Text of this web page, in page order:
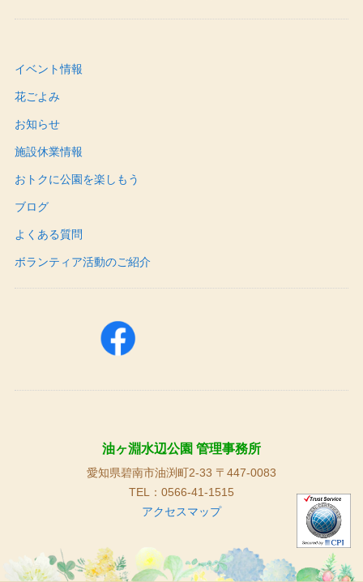
イベント情報
花ごよみ
お知らせ
施設休業情報
おトクに公園を楽しもう
ブログ
よくある質問
ボランティア活動のご紹介
油ヶ淵水辺公園 管理事務所
愛知県碧南市油渕町2-33 〒447-0083
TEL：0566-41-1515
アクセスマップ